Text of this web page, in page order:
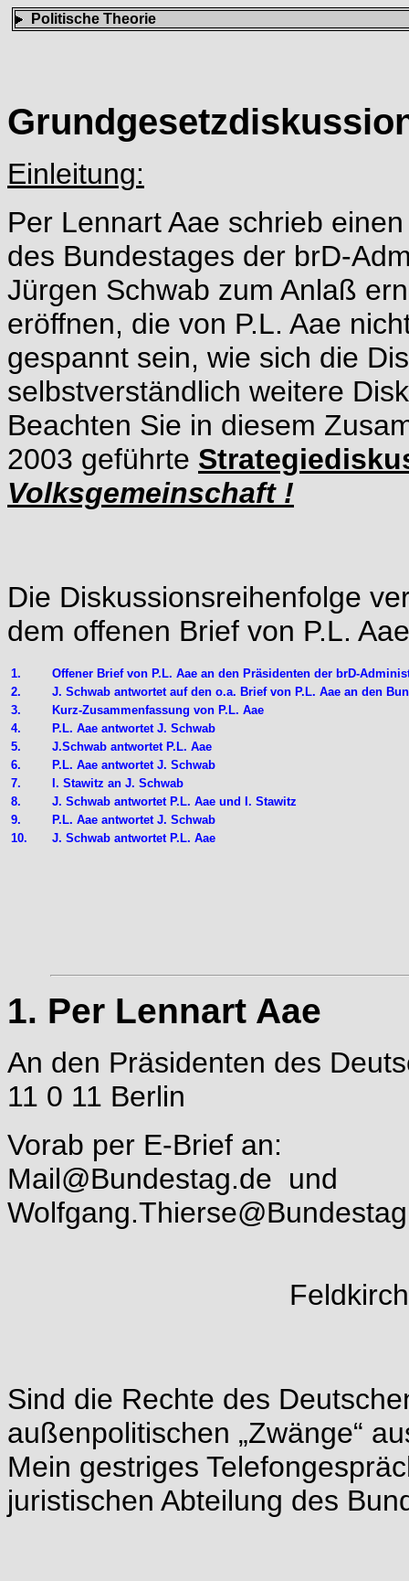
Politische Theorie
Einleitung:
Per Lennart Aae schrieb
des Bundestages der brD-
Jürgen Schwab zum Anlaß
eröffnen, die von P.L. Aae
gespannt sein, wie sich die
selbstverständlich weitere
Beachten Sie in diesem
2003 geführte
Volksgemeinschaft !
Die Diskussionsreihenfolge
dem offenen Brief von P.L. Aae
1.
Offener Brief von P.L. Aae an den Präsidenten der brD-
2.
J. Schwab antwortet auf den o.a. Brief von P.L. Aae an den
3.
Kurz-Zusammenfassung von P.L. Aae
4.
P.L. Aae antwortet J. Schwab
5.
J.Schwab antwortet P.L. Aae
6.
P.L. Aae antwortet J. Schwab
7.
I. Stawitz an J. Schwab
8.
J. Schwab antwortet P.L. Aae und I. Stawitz
9.
P.L. Aae antwortet J. Schwab
10.
J. Schwab antwortet P.L. Aae
1. Per Lennart Aae
An den Präsidenten des
11 0 11 Berlin
Vorab per E-Brief an:
Mail@Bundestag.de und
Sind die Rechte des
außenpolitischen „Zwänge“
Mein gestriges
juristischen Abteilung des